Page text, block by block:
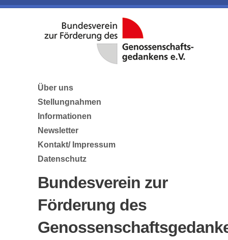
Über uns
Stellungnahmen
Informationen
Newsletter
Kontakt/ Impressum
Datenschutz
Bundesverein zur
Förderung des